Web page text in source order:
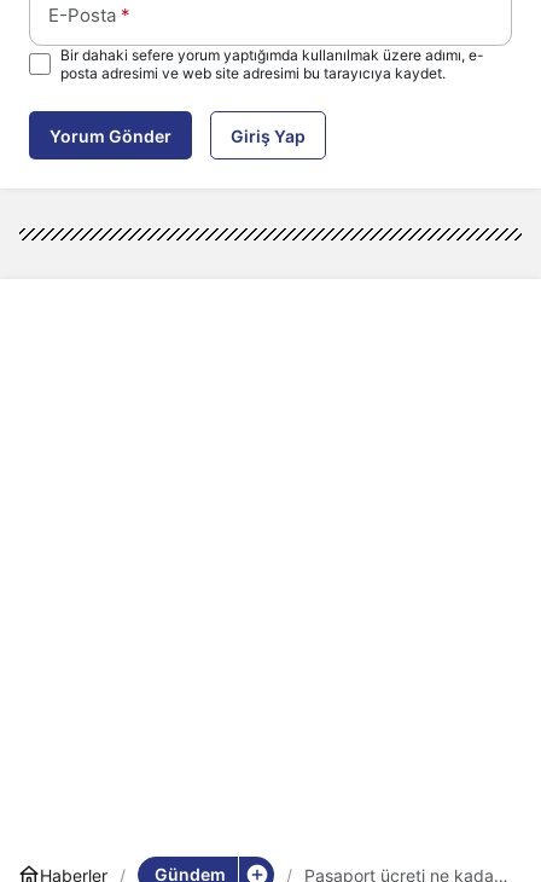
E-Posta *
Bir dahaki sefere yorum yaptığımda kullanılmak üzere adımı, e-
posta adresimi ve web site adresimi bu tarayıcıya kaydet.
Yorum Gönder Giriş Yap
Haberler Gündem
Pasaport ücreti ne kadar